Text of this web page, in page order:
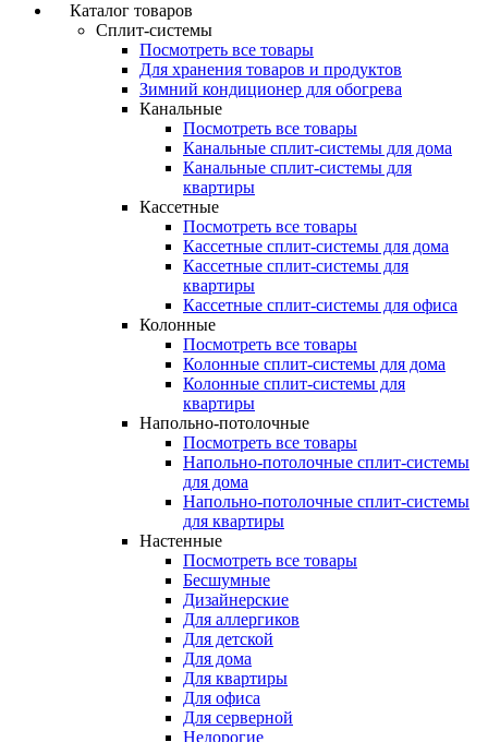
Каталог товаров
Сплит-системы
Посмотреть все товары
Для хранения товаров и продуктов
Зимний кондиционер для обогрева
Канальные
Посмотреть все товары
Канальные сплит-системы для дома
Канальные сплит-системы для
квартиры
Кассетные
Посмотреть все товары
Кассетные сплит-системы для дома
Кассетные сплит-системы для
квартиры
Кассетные сплит-системы для офиса
Колонные
Посмотреть все товары
Колонные сплит-системы для дома
Колонные сплит-системы для
квартиры
Напольно-потолочные
Посмотреть все товары
Напольно-потолочные сплит-системы
для дома
Напольно-потолочные сплит-системы
для квартиры
Настенные
Посмотреть все товары
Бесшумные
Дизайнерские
Для аллергиков
Для детской
Для дома
Для квартиры
Для офиса
Для серверной
Недорогие